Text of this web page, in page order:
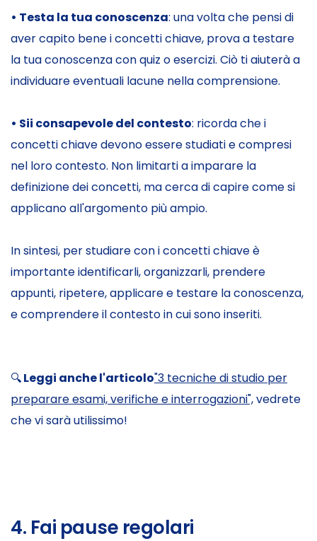
• Testa la tua conoscenza: una volta che pensi di
aver capito bene i concetti chiave, prova a testare
la tua conoscenza con quiz o esercizi. Ciò ti aiuterà a
individuare eventuali lacune nella comprensione.
• Sii consapevole del contesto: ricorda che i
concetti chiave devono essere studiati e compresi
nel loro contesto. Non limitarti a imparare la
definizione dei concetti, ma cerca di capire come si
applicano all'argomento più ampio.
In sintesi, per studiare con i concetti chiave è
importante identificarli, organizzarli, prendere
appunti, ripetere, applicare e testare la conoscenza,
e comprendere il contesto in cui sono inseriti.
🔍Leggi anche l'articolo"3 tecniche di studio per
preparare esami, verifiche e interrogazioni",vedrete
che vi sarà utilissimo!
4. Fai pause regolari